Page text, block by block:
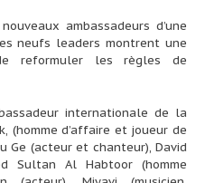
ambassadeurs d’une
neufs leaders montrent une
reformuler les règles de
internationale de la
(homme d’affaire et joueur de
Ge (acteur et chanteur), David
Sultan Al Habtoor (homme